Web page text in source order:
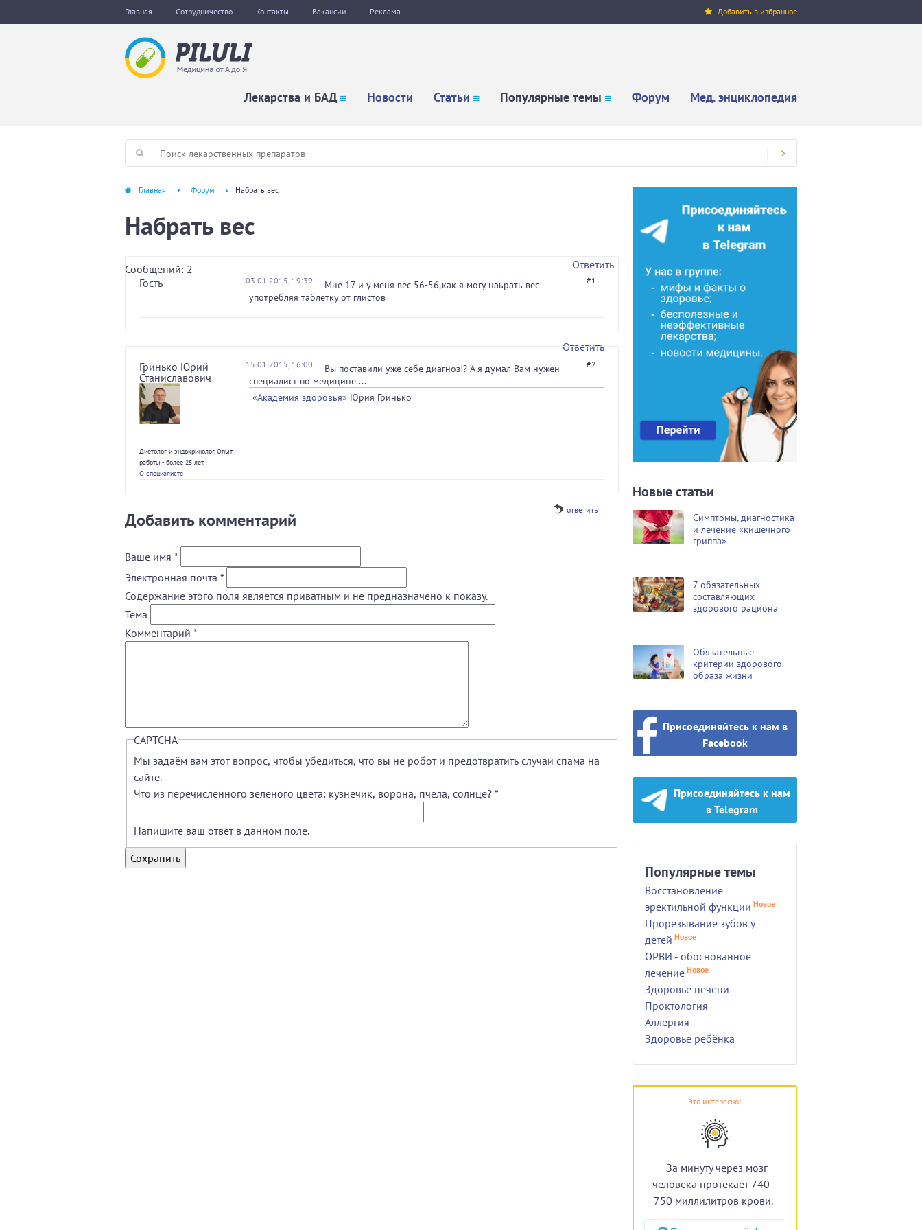
Главная Сотрудничество Контакты Вакансии Реклама Добавить в избранное
Лекарства и БАД Новости Статьи Популярные темы Форум Мед. энциклопедия
Главная Форум Набрать вес
Набрать вес
Сообщений: 2
Ответить
Гость
03.01.2015, 19:39 #1
Мне 17 и у меня вес 56-56,как я могу наьрать вес
употребляя таблетку от глистов
Ответить
Гринько Юрий
Станиславович
Диетолог и эндокринолог. Опыт
работы - более 25 лет.
О специалисте
15.01.2015, 16:00 #2
Вы поставили уже себе диагноз!? А я думал Вам нужен
специалист по медицине....
«Академия здоровья» Юрия Гринько
ответить
Добавить комментарий
Ваше имя *
Электронная почта *
Содержание этого поля является приватным и не предназначено к показу.
Тема
Комментарий *
CAPTCHA
Мы задаём вам этот вопрос, чтобы убедиться, что вы не робот и предотвратить случаи спама на
сайте.
Что из перечисленного зеленого цвета: кузнечик, ворона, пчела, солнце? *
Напишите ваш ответ в данном поле.
Новые статьи
Симптомы, диагностика
и лечение «кишечного
гриппа»
7 обязательных
составляющих
здорового рациона
Обязательные
критерии здорового
образа жизни
Присоединяйтесь к нам в
Facebook
Присоединяйтесь к нам
в Telegram
Популярные темы
Восстановление
эректильной функции Новое
Прорезывание зубов у
детей Новое
ОРВИ - обоснованное
лечение Новое
Здоровье печени
Проктология
Аллергия
Здоровье ребёнка
Это интересно!
За минуту через мозг
человека протекает 740–
750 миллилитров крови.